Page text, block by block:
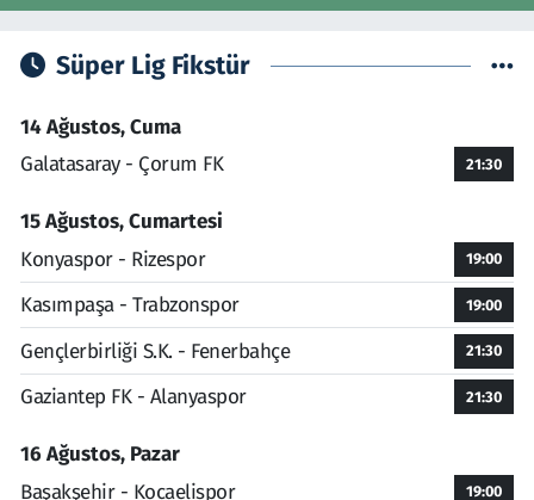
Süper Lig Fikstür
14 Ağustos, Cuma
Galatasaray - Çorum FK
21:30
15 Ağustos, Cumartesi
Konyaspor - Rizespor
19:00
Kasımpaşa - Trabzonspor 19:00
Gençlerbirliği S.K. - Fenerbahçe 21:30
Gaziantep FK - Alanyaspor 21:30
16 Ağustos, Pazar
Başakşehir - Kocaelispor
19:00